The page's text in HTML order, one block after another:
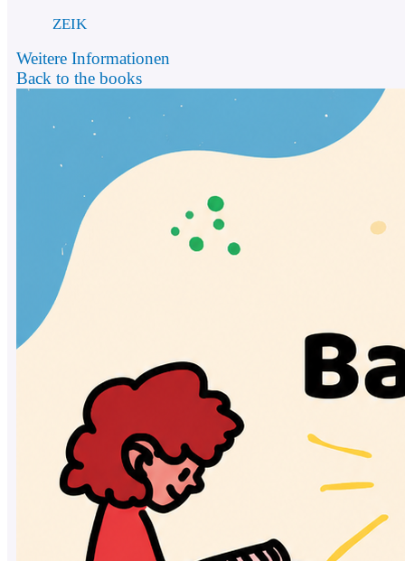
ZEIK
Weitere Informationen
Back to the books